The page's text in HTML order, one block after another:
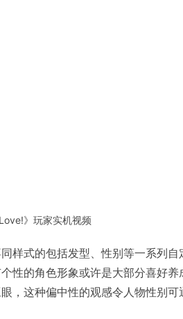
》玩家实机视频
样式的包括发型、性别等一系列自
性的角色形象或许是大部分喜好养
，这种偏中性的观感令人物性别可